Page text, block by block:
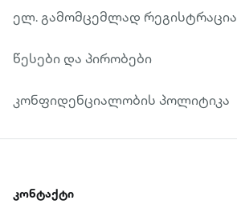
ელ. გამომცემლად რეგისტრაცია
წესები და პირობები
კონფიდენციალობის პოლიტიკა
კონტაქტი